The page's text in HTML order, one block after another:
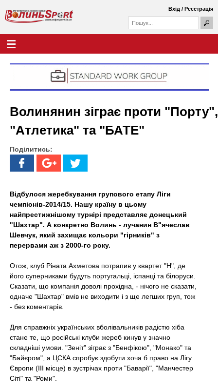
вмісту
В
о
н
S
p
o
о
у
к
о
в
а
о
м
о
ш
Вхід / Реєстрація
Волинянин зіграє проти "Порту",
"Атлетика" та "БАТЕ"
Поділитись:
Відбулося жеребкування групового етапу Ліги
чемпіонів-2014/15. Нашу країну в цьому
найпрестижнішому турнірі представляє донецький
"Шахтар". А конкретно Волинь - лучанин В"ячеслав
Шевчук, який захищає кольори "гірників" з
перервами аж з 2000-го року.
Отож, клуб Ріната Ахметова потрапив у квартет "Н", де
його суперниками будуть португальці, іспанці та білоруси.
Сказати, що компанія доволі прохідна, - нічого не сказати,
одначе "Шахтар" вмів не виходити і з ще легших груп, тож
- без коментарів.
Для справжніх українських вболівальників радістю хіба
стане те, що російські клуби жереб кинув у значно
складніші умови. "Зеніт" зіграє з "Бенфікою", "Монако" та
"Байєром", а ЦСКА спробує здобути хоча б право на Лігу
Європи (ІІІ місце) в зустрічах проти "Баварії", "Манчестер
Сіті" та "Роми".